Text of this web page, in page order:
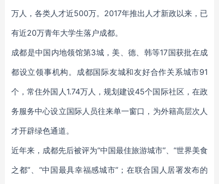
万人，各类人才近500万。2017年推出人才新政以来，已
有近20万青年大学生落户成都。
成都是中国内地领馆第3城，美、德、韩等17国获批在成
都设立领事机构。成都国际友城和友好合作关系城市91
个，常住外国人1.74万人，规划建设45个国际社区，在政
务服务中心设立国际人员往来单一窗口，为外籍高层次人
才开辟绿色通道。
近年来，成都先后被评为“中国最佳旅游城市”、“世界美食
之都”、“中国最具幸福感城市”；在联合国人居署发布的